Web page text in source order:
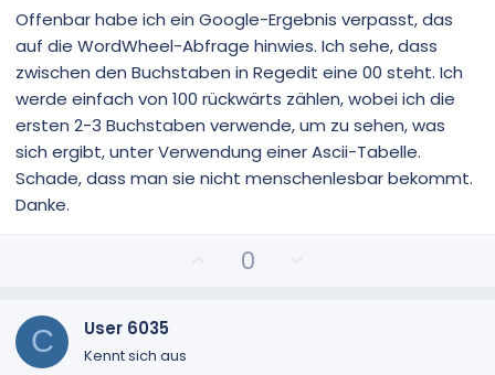
m
e
m
e
Offenbar habe ich ein Google-Ergebnis verpasst, das
auf die WordWheel-Abfrage hinwies. Ich sehe, dass
zwischen den Buchstaben in Regedit eine 00 steht. Ich
werde einfach von 100 rückwärts zählen, wobei ich die
ersten 2-3 Buchstaben verwende, um zu sehen, was
sich ergibt, unter Verwendung einer Ascii-Tabelle.
Schade, dass man sie nicht menschenlesbar bekommt.
Danke.
0
C User 6035
Kennt sich aus